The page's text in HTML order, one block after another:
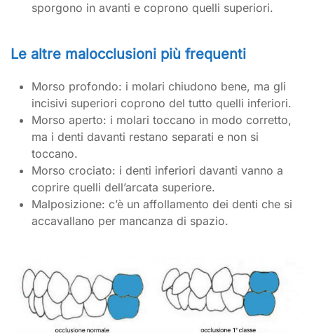
sporgono in avanti e coprono quelli superiori.
Le altre malocclusioni più frequenti
Morso profondo: i molari chiudono bene, ma gli
incisivi superiori coprono del tutto quelli inferiori.
Morso aperto: i molari toccano in modo corretto,
ma i denti davanti restano separati e non si
toccano.
Morso crociato: i denti inferiori davanti vanno a
coprire quelli dell’arcata superiore.
Malposizione: c’è un affollamento dei denti che si
accavallano per mancanza di spazio.